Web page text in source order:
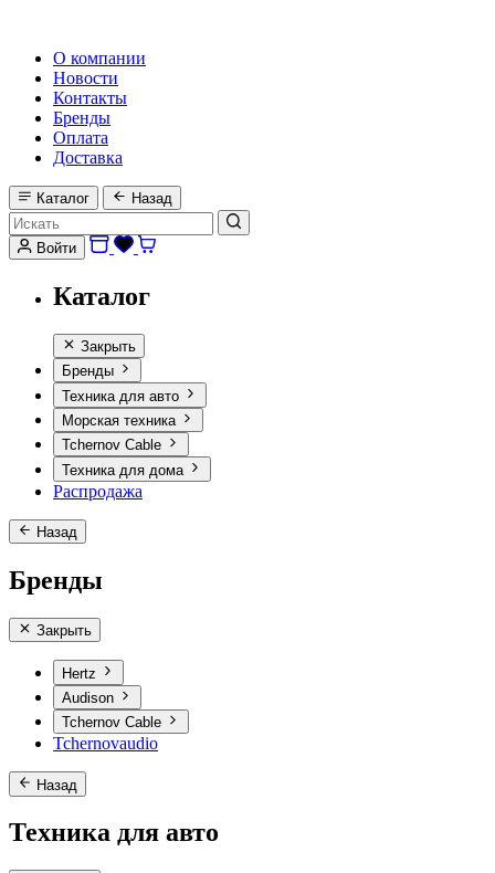
О компании
Новости
Контакты
Бренды
Оплата
Доставка
Каталог Назад
Войти
Каталог
Закрыть
Бренды
Техника для авто
Морская техника
Tchernov Cable
Техника для дома
Распродажа
Назад
Бренды
Закрыть
Hertz
Audison
Tchernov Cable
Tchernovaudio
Назад
Техника для авто